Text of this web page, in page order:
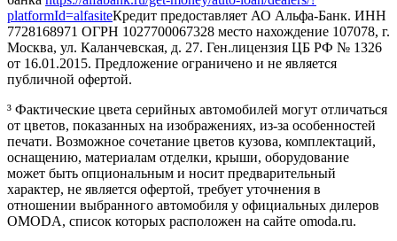
platformId=alfasiteКредит предоставляет АО Альфа-Банк. ИНН
7728168971 ОГРН 1027700067328 место нахождение 107078, г.
Москва, ул. Каланчевская, д. 27. Ген.лицензия ЦБ РФ № 1326
от 16.01.2015. Предложение ограничено и не является
публичной офертой.
³ Фактические цвета серийных автомобилей могут отличаться
от цветов, показанных на изображениях, из-за особенностей
печати. Возможное сочетание цветов кузова, комплектаций,
оснащению, материалам отделки, крыши, оборудование
может быть опциональным и носит предварительный
характер, не является офертой, требует уточнения в
отношении выбранного автомобиля у официальных дилеров
OMODA, список которых расположен на сайте omoda.ru.